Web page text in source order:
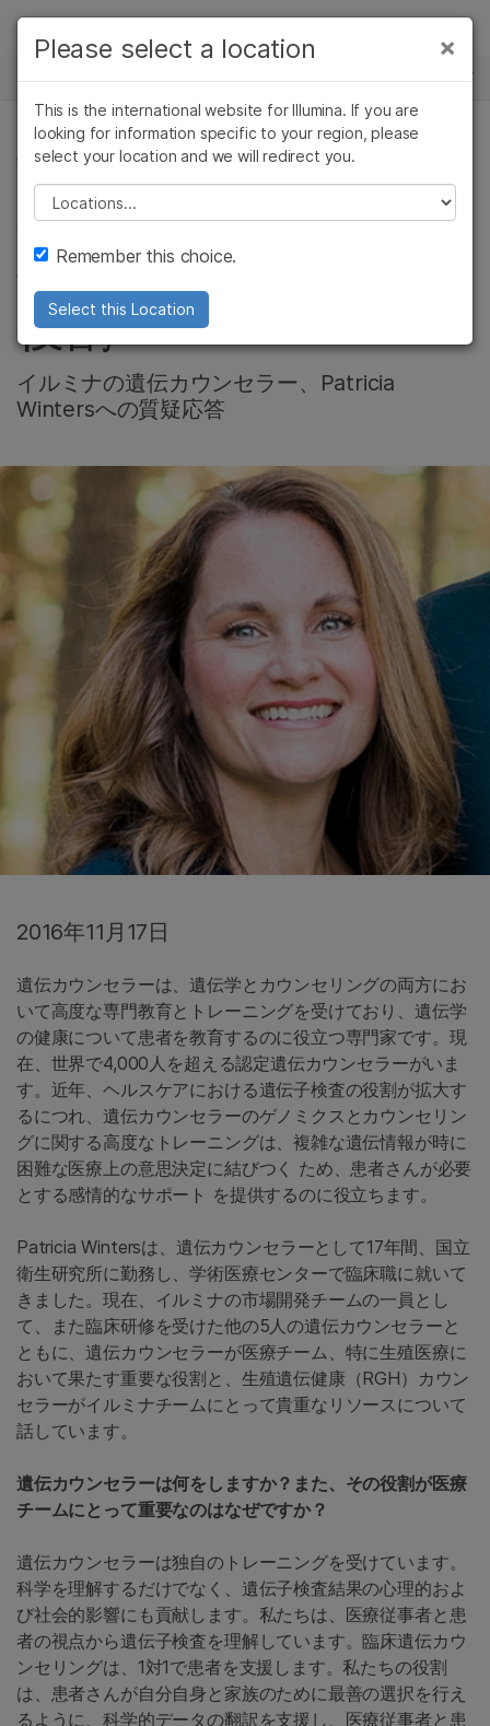
Skip to content
ソリューション
ラーニング
企業情報
サポート
お気に入りの分野を選択
ニュースセンター
生殖医学
生殖医療における遺
伝カウンセリングの
役割
イルミナの遺伝カウンセラー、Patricia
Wintersへの質疑応答
2016年11月17日
遺伝カウンセラーは、遺伝学とカウンセリングの両方にお
いて高度な専門教育とトレーニングを受けており、遺伝学
の健康について患者を教育するのに役立つ専門家です。現
在、世界で4,000人を超える認定遺伝カウンセラーがいま
す。近年、ヘルスケアにおける遺伝子検査の役割が拡大す
るにつれ、遺伝カウンセラーのゲノミクスとカウンセリン
グに関する高度なトレーニングは、複雑な遺伝情報が時に
困難な医療上の意思決定に結びつく ため、患者さんが必要
とする感情的なサポート を提供するのに役立ちます。
Patricia Wintersは、遺伝カウンセラーとして17年間、国立
衛生研究所に勤務し、学術医療センターで臨床職に就いて
きました。現在、イルミナの市場開発チームの一員とし
て、また臨床研修を受けた他の5人の遺伝カウンセラーと
ともに、遺伝カウンセラーが医療チーム、特に生殖医療に
おいて果たす重要な役割と、生殖遺伝健康（RGH）カウン
セラーがイルミナチームにとって貴重なリソースについて
話しています。
遺伝カウンセラーは何をしますか？また、その役割が医療
チームにとって重要なのはなぜですか？
遺伝カウンセラーは独自のトレーニングを受けています。
科学を理解するだけでなく、遺伝子検査結果の心理的およ
び社会的影響にも貢献します。私たちは、医療従事者と患
者の視点から遺伝子検査を理解しています。臨床遺伝カウ
ンセリングは、1対1で患者を支援します。私たちの役割
は、患者さんが自分自身と家族のために最善の選択を行え
るように、科学的データの翻訳を支援し、医療従事者と患
×
Please select a location
This is the international website for Illumina. If you are
looking for information specific to your region, please
select your location and we will redirect you.
Please select a location
Remember this choice.
Select this Location
×
がん研究
微生物研究
農学研究
複雑な疾患
臨床オンコロジー
生殖医学
患研究